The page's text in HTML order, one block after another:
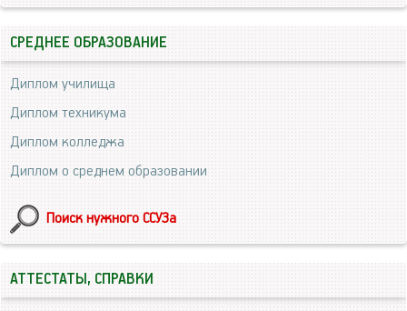
СРЕДНЕЕ ОБРАЗОВАНИЕ
Диплом училища
Диплом техникума
Диплом колледжа
Диплом о среднем образовании
Поиск нужного ССУЗа
АТТЕСТАТЫ, СПРАВКИ